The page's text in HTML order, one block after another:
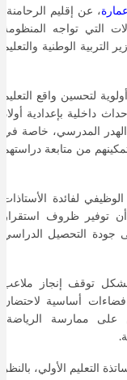
، عن إقليم الرحامنة،
التي تواجه المنظومة
التربية الوطنية والتعليم
لتحسين واقع التعليم
داخلية بإعدادية أولاد
المدرسي، خاصة في
من متابعة دراستهم
لفائدة الأستاذات
أن توفير ظروف استقرار
جودة التحصيل الدراسي
توقف إنجاز ملاعب
فضاءات أساسية لاحتضان
على ممارسة الرياضة،
التعليم الأولي، بالنظر